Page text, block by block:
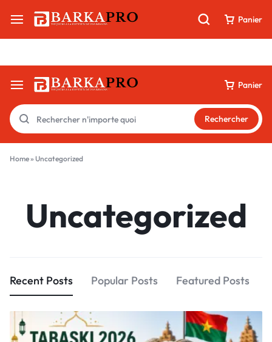
Livraison 100 % digitale par e-mail & WhatsApp
Panier
Rechercher
Panier
Home» Uncategorized
Uncategorized
Recent Posts Popular Posts Featured Posts